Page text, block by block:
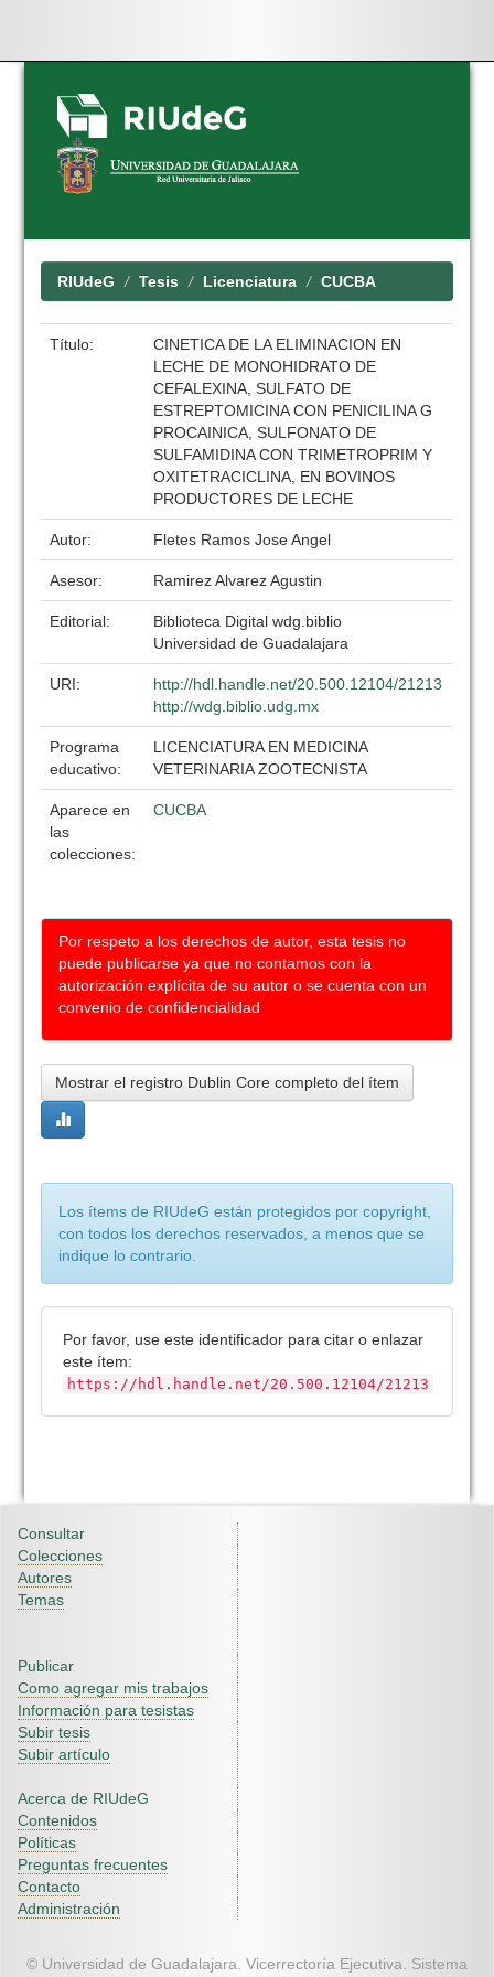
Skip
navigation
RIUdeG Tesis Licenciatura CUCBA
Título:
CINETICA DE LA ELIMINACION EN
LECHE DE MONOHIDRATO DE
CEFALEXINA, SULFATO DE
ESTREPTOMICINA CON PENICILINA G
PROCAINICA, SULFONATO DE
SULFAMIDINA CON TRIMETROPRIM Y
OXITETRACICLINA, EN BOVINOS
PRODUCTORES DE LECHE
Autor: Fletes Ramos Jose Angel
Asesor: Ramirez Alvarez Agustin
Editorial:
Biblioteca Digital wdg.biblio
Universidad de Guadalajara
URI:
http://hdl.handle.net/20.500.12104/21213
http://wdg.biblio.udg.mx
Programa
educativo:
LICENCIATURA EN MEDICINA
VETERINARIA ZOOTECNISTA
Aparece en
las
colecciones:
CUCBA
Por respeto a los derechos de autor, esta tesis no
puede publicarse ya que no contamos con la
autorización explícita de su autor o se cuenta con un
convenio de confidencialidad
Mostrar el registro Dublin Core completo del ítem
Los ítems de RIUdeG están protegidos por copyright,
con todos los derechos reservados, a menos que se
indique lo contrario.
Por favor, use este identificador para citar o enlazar
este ítem:
https://hdl.handle.net/20.500.12104/21213
Consultar
Colecciones
Autores
Temas
Publicar
Como agregar mis trabajos
Información para tesistas
Subir tesis
Subir artículo
Acerca de RIUdeG
Contenidos
Políticas
Preguntas frecuentes
Contacto
Administración
© Universidad de Guadalajara. Vicerrectoría Ejecutiva. Sistema